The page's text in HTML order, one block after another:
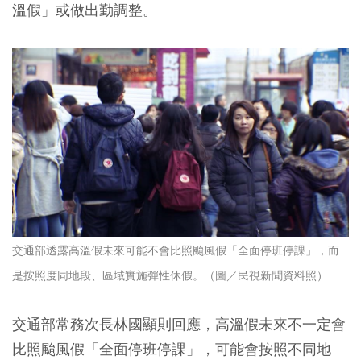
溫假」或做出勤調整。
交通部透露高溫假未來可能不會比照颱風假「全面停班停課」，而
是按照度同地段、區域實施彈性休假。（圖／民視新聞資料照）
交通部常務次長林國顯則回應，高溫假未來不一定會
比照颱風假「全面停班停課」，可能會按照不同地